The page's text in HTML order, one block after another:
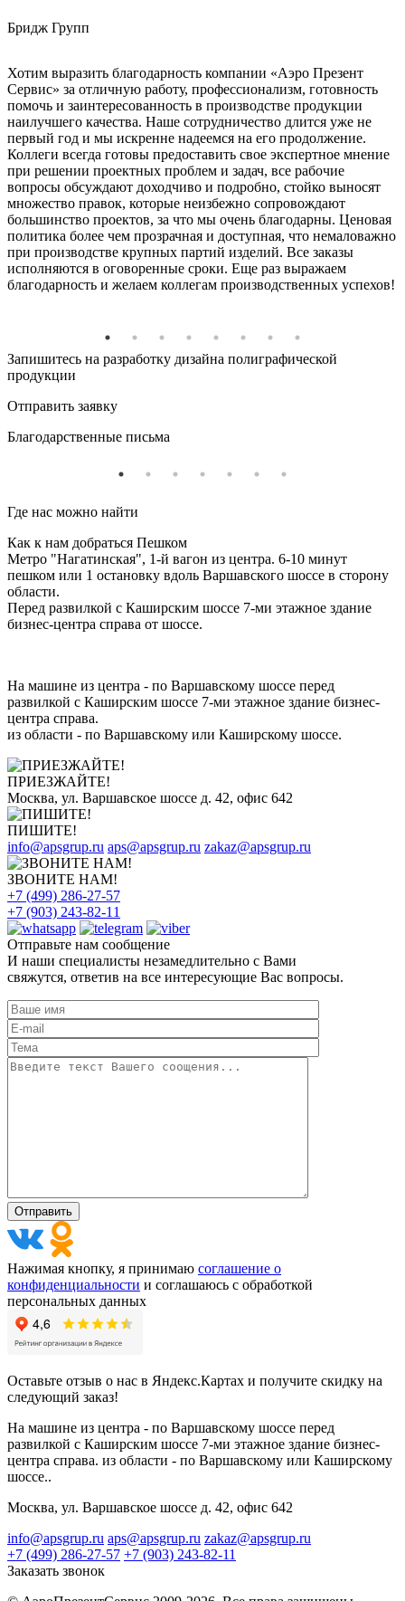
Бридж Групп
Хотим выразить благодарность компании «Аэро Презент
Сервис» за отличную работу, профессионализм, готовность
помочь и заинтересованность в производстве продукции
наилучшего качества. Наше сотрудничество длится уже не
первый год и мы искренне надеемся на его продолжение.
Коллеги всегда готовы предоставить свое экспертное мнение
при решении проектных проблем и задач, все рабочие
вопросы обсуждают доходчиво и подробно, стойко выносят
множество правок, которые неизбежно сопровождают
большинство проектов, за что мы очень благодарны. Ценовая
политика более чем прозрачная и доступная, что немаловажно
при производстве крупных партий изделий. Все заказы
исполняются в оговоренные сроки. Еще раз выражаем
благодарность и желаем коллегам производственных успехов!
Запишитесь на разработку дизайна полиграфической
продукции
Отправить заявку
Благодарственные письма
Где нас можно найти
Как к нам добраться Пешком
Метро "Нагатинская", 1-й вагон из центра. 6-10 минут
пешком или 1 остановку вдоль Варшавского шоссе в сторону
области.
Перед развилкой с Каширским шоссе 7-ми этажное здание
бизнес-центра справа от шоссе.
На машине из центра - по Варшавскому шоссе перед
развилкой с Каширским шоссе 7-ми этажное здание бизнес-
центра справа.
из области - по Варшавскому или Каширскому шоссе.
ПРИЕЗЖАЙТЕ!
Москва, ул. Варшавское шоссе д. 42, офис 642
ПИШИТЕ!
info@apsgrup.ru aps@apsgrup.ru zakaz@apsgrup.ru
ЗВОНИТЕ НАМ!
+7 (499) 286-27-57
+7 (903) 243-82-11
Отправьте нам сообщение
И наши специалисты незамедлительно с Вами
свяжутся, ответив на все интересующие Вас вопросы.
Нажимая кнопку, я принимаю соглашение о
конфиденциальности и соглашаюсь с обработкой
персональных данных
Оставьте отзыв о нас в Яндекс.Картах и получите скидку на
следующий заказ!
На машине из центра - по Варшавскому шоссе перед
развилкой с Каширским шоссе 7-ми этажное здание бизнес-
центра справа. из области - по Варшавскому или Каширскому
шоссе..
Москва, ул. Варшавское шоссе д. 42, офис 642
info@apsgrup.ru aps@apsgrup.ru zakaz@apsgrup.ru
+7 (499) 286-27-57 +7 (903) 243-82-11
Заказать звонок